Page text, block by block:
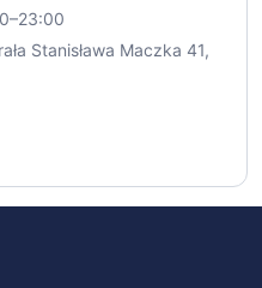
Stanisława Maczka 41,